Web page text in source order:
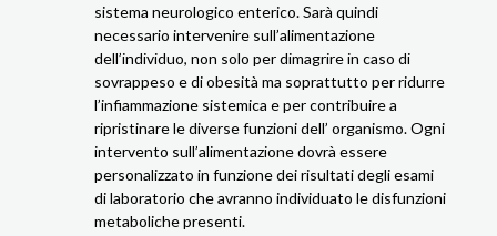
sistema neurologico enterico. Sarà quindi
necessario intervenire sull’alimentazione
dell’individuo, non solo per dimagrire in caso di
sovrappeso e di obesità ma soprattutto per ridurre
l’infiammazione sistemica e per contribuire a
ripristinare le diverse funzioni dell’ organismo. Ogni
intervento sull’alimentazione dovrà essere
personalizzato in funzione dei risultati degli esami
di laboratorio che avranno individuato le disfunzioni
metaboliche presenti.